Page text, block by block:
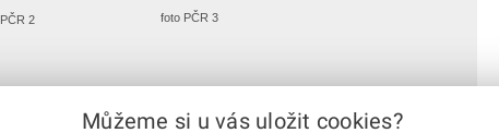
2 foto PČR 3
Můžeme si u vás uložit cookies?